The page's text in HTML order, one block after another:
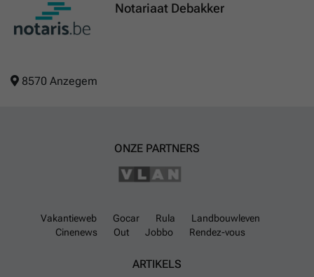
Notariaat Debakker
8570 Anzegem
ONZE PARTNERS
Vakantieweb Gocar Rula
Landbouwleven
Cinenews
Out Jobbo Rendez-vous
ARTIKELS